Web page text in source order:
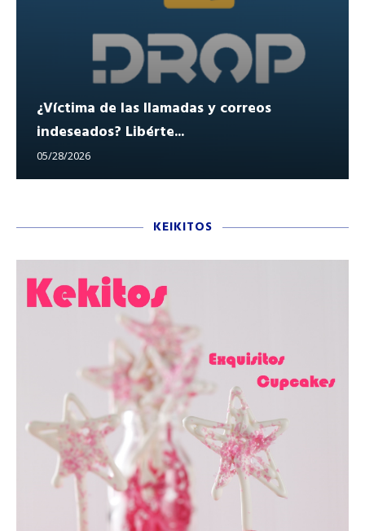
¿Víctima de las llamadas y correos
indeseados? Libérte...
05/28/2026
KEIKITOS